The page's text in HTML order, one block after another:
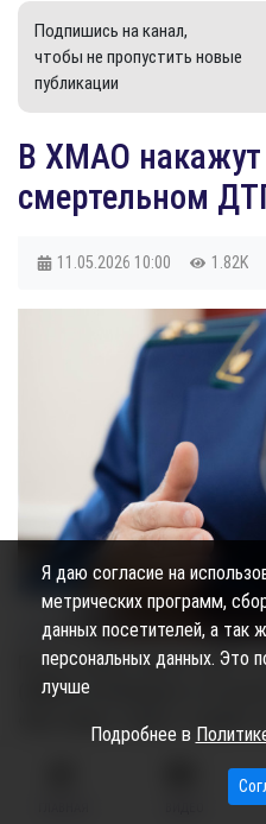
Подпишись на канал,
чтобы не пропустить новые
публикации
В ХМАО
смертельном
11.05.2026 10:00 1.82K
После смертельного ДТП
(ХМАО) возбуждено
«Вестнику» в пресс-службе
По предварительным данным,
километре автодороги
Я даю согласие на
метрических программ,
данных посетителей, а так
персональных данных. Это
лучше
Подробнее в